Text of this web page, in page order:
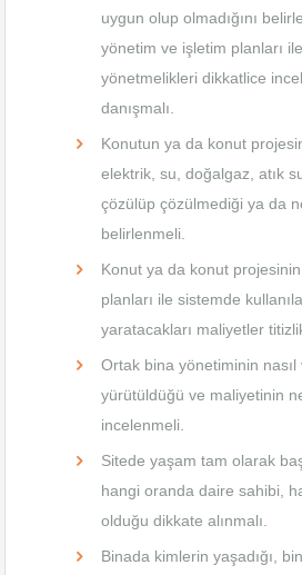
uygun olup olmadığını
yönetim ve işletim planları
yönetmelikleri dikkatlice
danışmalı.
Konutun ya da konut
elektrik, su, doğalgaz, atık
çözülüp çözülmediği ya da
belirlenmeli.
Konut ya da konut
planları ile sistemde
yaratacakları maliyetler
Ortak bina yönetiminin nasıl
yürütüldüğü ve maliyetinin
incelenmeli.
Sitede yaşam tam olarak
hangi oranda daire sahibi,
olduğu dikkate alınmalı.
Binada kimlerin yaşadığı,